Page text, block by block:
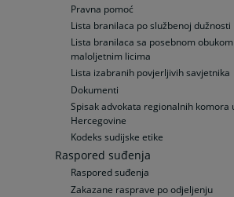
Pravna pomoć
Lista branilaca po službenoj dužnosti
Lista branilaca sa posebnom
maloljetnim licima
Lista izabranih povjerljivih savjetnika
Dokumenti
Spisak advokata regionalnih komora
Hercegovine
Kodeks sudijske etike
Raspored suđenja
Raspored suđenja
Zakazane rasprave po odjeljenju